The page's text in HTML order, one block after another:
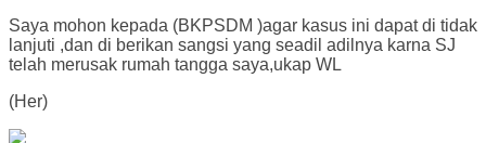
Saya mohon kepada (BKPSDM )agar kasus ini dapat di tidak
lanjuti ,dan di berikan sangsi yang seadil adilnya karna SJ
telah merusak rumah tangga saya,ukap WL
(Her)